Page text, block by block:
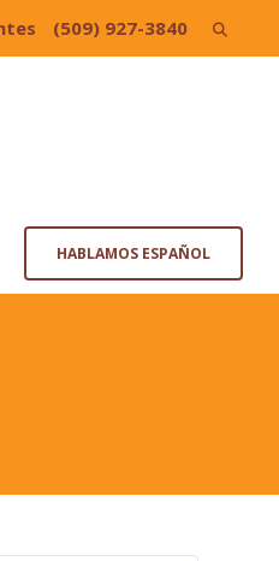
(509) 927-3840 Search
HABLAMOS ESPAÑOL